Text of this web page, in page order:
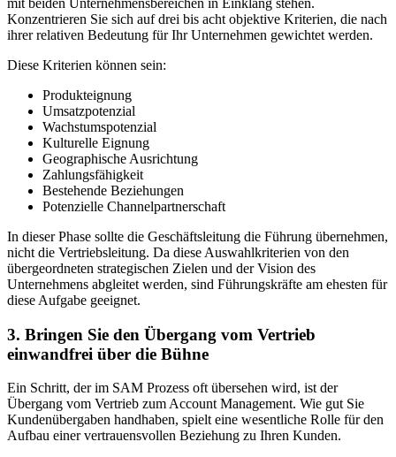
Konzentrieren Sie sich auf drei bis acht objektive Kriterien, die nach
ihrer relativen Bedeutung für Ihr Unternehmen gewichtet werden.
Diese Kriterien können sein:
Produkteignung
Umsatzpotenzial
Wachstumspotenzial
Kulturelle Eignung
Geographische Ausrichtung
Zahlungsfähigkeit
Bestehende Beziehungen
Potenzielle Channelpartnerschaft
In dieser Phase sollte die Geschäftsleitung die Führung übernehmen,
nicht die Vertriebsleitung. Da diese Auswahlkriterien von den
übergeordneten strategischen Zielen und der Vision des
Unternehmens abgleitet werden, sind Führungskräfte am ehesten für
diese Aufgabe geeignet.
3. Bringen Sie den Übergang vom Vertrieb
einwandfrei über die Bühne
Ein Schritt, der im SAM Prozess oft übersehen wird, ist der
Übergang vom Vertrieb zum Account Management. Wie gut Sie
Kundenübergaben handhaben, spielt eine wesentliche Rolle für den
Aufbau einer vertrauensvollen Beziehung zu Ihren Kunden.